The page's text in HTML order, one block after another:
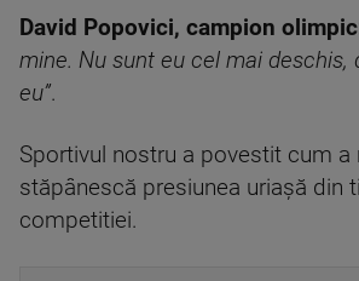
David Popovici, campion
mine. Nu sunt eu cel mai deschis,
eu”.
Sportivul nostru a povestit cum a
stăpânescă presiunea uriașă din
competitiei.